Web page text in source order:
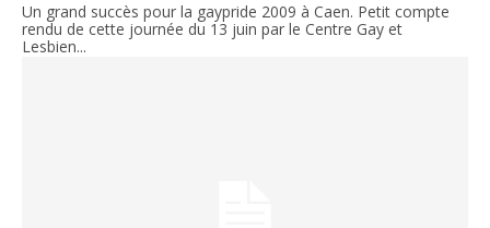
Un grand succès pour la gaypride 2009 à Caen. Petit compte
rendu de cette journée du 13 juin par le Centre Gay et
Lesbien...